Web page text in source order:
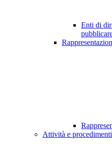
Enti di
Attività e procedimenti